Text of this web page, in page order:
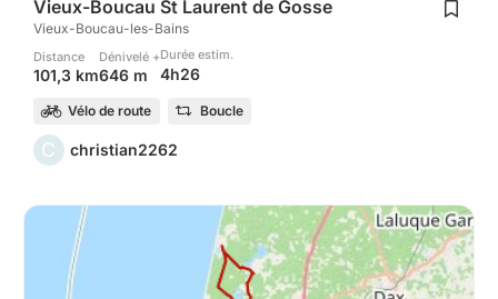
Vieux-Boucau St Laurent de Gosse
Vieux-Boucau-les-Bains
Distance
101,3 km
Dénivelé +
646 m
Durée estim.
4h26
Vélo de route Boucle
C christian2262